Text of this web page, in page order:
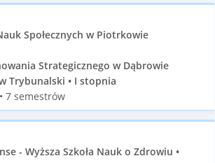
Społecznych w Piotrkowie
Strategicznego w Dąbrowie
Trybunalski • I stopnia
7 semestrów
- Wyższa Szkoła Nauk o Zdrowiu •